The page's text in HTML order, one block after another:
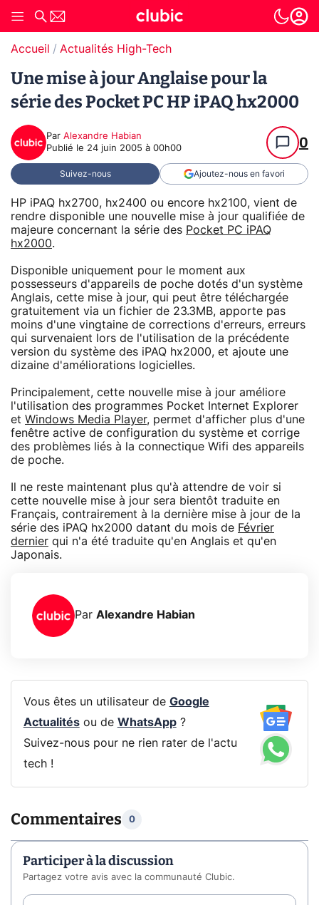
Accueil Actualités High-Tech
Une mise à jour Anglaise pour la
série des Pocket PC HP iPAQ hx2000
Par Alexandre Habian
Publié le 24 juin 2005 à 00h00 0
Suivez-nous Ajoutez-nous en favori
HP iPAQ hx2700, hx2400 ou encore hx2100, vient de
rendre disponible une nouvelle mise à jour qualifiée de
majeure concernant la série des Pocket PC iPAQ
hx2000.
Disponible uniquement pour le moment aux
possesseurs d'appareils de poche dotés d'un système
Anglais, cette mise à jour, qui peut être téléchargée
gratuitement via un fichier de 23.3MB, apporte pas
moins d'une vingtaine de corrections d'erreurs, erreurs
qui survenaient lors de l'utilisation de la précédente
version du système des iPAQ hx2000, et ajoute une
dizaine d'améliorations logicielles.
Principalement, cette nouvelle mise à jour améliore
l'utilisation des programmes Pocket Internet Explorer
et Windows Media Player, permet d'afficher plus d'une
fenêtre active de configuration du système et corrige
des problèmes liés à la connectique Wifi des appareils
de poche.
Il ne reste maintenant plus qu'à attendre de voir si
cette nouvelle mise à jour sera bientôt traduite en
Français, contrairement à la dernière mise à jour de la
série des iPAQ hx2000 datant du mois de Février
dernier qui n'a été traduite qu'en Anglais et qu'en
Japonais.
Par Alexandre Habian
Vous êtes un utilisateur de Google
Actualitésou de WhatsApp?
Suivez-nous pour ne rien rater de l'actu
tech !
Commentaires 0
Participer à la discussion
Partagez votre avis avec la communauté Clubic.